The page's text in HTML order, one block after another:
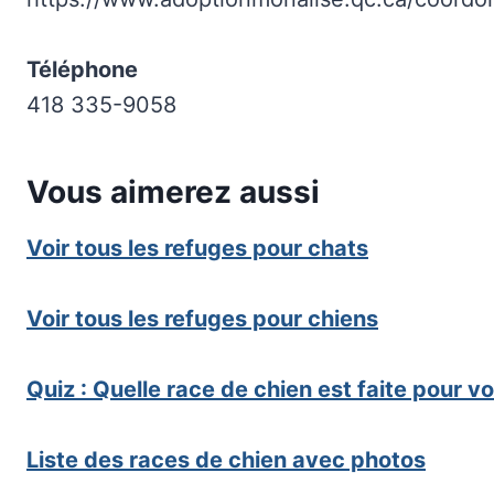
Téléphone
418 335-9058
Vous aimerez aussi
Voir tous les refuges pour chats
Voir tous les refuges pour chiens
Quiz : Quelle race de chien est faite pour
Liste des races de chien avec photos